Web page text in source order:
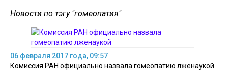
Новости по тэгу "гомеопатия"
06 февраля 2017 года, 09:57
Комиссия РАН официально назвала гомеопатию лженаукой